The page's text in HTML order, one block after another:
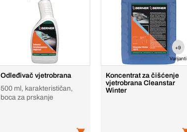
Odleđivač vjetrobrana
500 ml, karakterističan,
boca za prskanje
+9
Varijanti
Koncentrat za čišćenje
vjetrobrana Cleanstar
Winter